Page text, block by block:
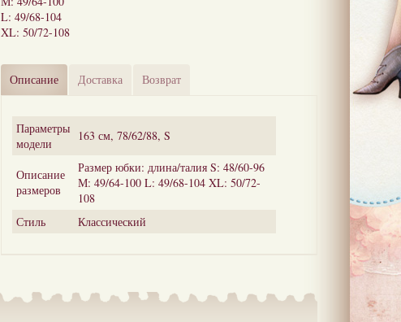
L: 49/68-104
XL: 50/72-108
Описание Доставка Возврат
Параметры
модели
163 см, 78/62/88, S
Описание
размеров
Размер юбки: длина/талия S: 48/60-96
М: 49/64-100 L: 49/68-104 XL: 50/72-
108
Стиль
Классический